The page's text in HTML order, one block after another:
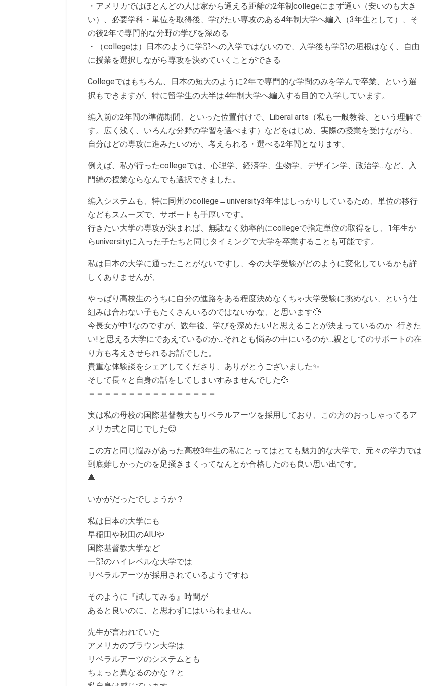
・アメリカではほとんどの人は家から通える距離の2年制collegeにまず通い（安いのも大き
い）、必要学科・単位を取得後、学びたい専攻のある4年制大学へ編入（3年生として）、そ
の後2年で専門的な分野の学びを深める
・（collegeは）日本のように学部への入学ではないので、入学後も学部の垣根はなく、自由
に授業を選択しながら専攻を決めていくことができる
Collegeではもちろん、日本の短大のように2年で専門的な学問のみを学んで卒業、という選
択もできますが、特に留学生の大半は4年制大学へ編入する目的で入学しています。
編入前の2年間の準備期間、といった位置付けで、Liberal arts（私も一般教養、という理解で
す。広く浅く、いろんな分野の学習を選べます）などをはじめ、実際の授業を受けながら、
自分はどの専攻に進みたいのか、考えられる・選べる2年間となります。
例えば、私が行ったcollegeでは、心理学、経済学、生物学、デザイン学、政治学…など、入
門編の授業ならなんでも選択できました。
編入システムも、特に同州のcollege→university3年生はしっかりしているため、単位の移行
などもスムーズで、サポートも手厚いです。
行きたい大学の専攻が決まれば、無駄なく効率的にcollegeで指定単位の取得をし、1年生か
らuniversityに入った子たちと同じタイミングで大学を卒業することも可能です。
私は日本の大学に通ったことがないですし、今の大学受験がどのように変化しているかも詳
しくありませんが、
やっぱり高校生のうちに自分の進路をある程度決めなくちゃ大学受験に挑めない、という仕
組みは合わない子もたくさんいるのではないかな、と思います🥲
今長女が中1なのですが、数年後、学びを深めたい!と思えることが決まっているのか…行きた
い!と思える大学にであえているのか…それとも悩みの中にいるのか…親としてのサポートの在
り方も考えさせられるお話でした。
貴重な体験談をシェアしてくださり、ありがとうございました✨
そして長々と自身の話をしてしまいすみませんでした💦
＝＝＝＝＝＝＝＝＝＝＝＝＝＝＝＝
実は私の母校の国際基督教大もリベラルアーツを採用しており、この方のおっしゃってるア
メリカ式と同じでした😌
この方と同じ悩みがあった高校3年生の私にとってはとても魅力的な大学で、元々の学力では
到底難しかったのを足掻きまくってなんとか合格したのも良い思い出です。
🔺
いかがだったでしょうか？
私は日本の大学にも
早稲田や秋田のAIUや
国際基督教大学など
一部のハイレベルな大学では
リベラルアーツが採用されているようですね
そのように『試してみる』時間が
あると良いのに、と思わずにはいられません。
先生が言われていた
アメリカのブラウン大学は
リベラルアーツのシステムとも
ちょっと異なるのかな？と